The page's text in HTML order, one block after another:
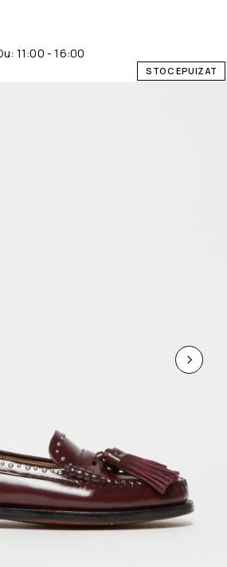
11:00 - 16:00
STOC EPUIZAT